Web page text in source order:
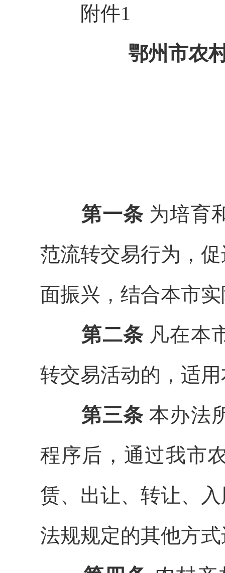
附件1
鄂州市农
第一条 为培育
范流转交易行为 ，
面振兴，结合本市
第二条 凡在本
转交易活动的，适
第三条 本办法
程序后， 通过我市
赁、出让、转让、
法规规定的其他方